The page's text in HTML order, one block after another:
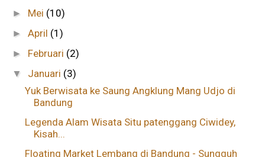
► Mei (10)
►April (1)
► Februari (2)
▼ Januari (3)
Yuk Berwisata ke Saung Angklung Mang Udjo di
Bandung
Legenda Alam Wisata Situ patenggang Ciwidey,
Kisah...
Floating Market Lembang di Bandung - Sungguh